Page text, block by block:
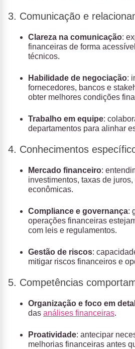
3. Comunicação e
Clareza na comunicação:
financeiras de forma
técnicos.
Habilidade de negociação:
fornecedores, bancos e
obter melhores condições
Trabalho em equipe:
departamentos para alinhar
4. Conhecimentos
Mercado financeiro:
investimentos, taxas de
econômicas.
Compliance e governança:
operações financeiras
com leis e regulamentos.
Gestão de riscos:
mitigar riscos financeiros e
5. Competências
Organização e foco em
das análises financeiras.
Proatividade: antecipar
melhorias financeiras antes